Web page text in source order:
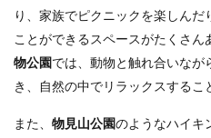
り、家族でピクニックを楽しん
ことができるスペースがたくさん
物公園では、動物と触れ合いなが
き、自然の中でリラックスするこ
また、 物見山公園のようなハイキ